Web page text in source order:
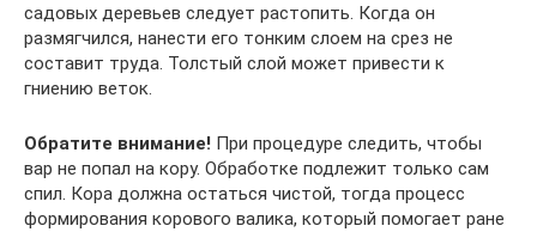
садовых деревьев следует растопить. Когда он
размягчился, нанести его тонким слоем на срез не
составит труда. Толстый слой может привести к
гниению веток.
Обратите внимание! При процедуре следить, чтобы
вар не попал на кору. Обработке подлежит только сам
спил. Кора должна остаться чистой, тогда процесс
формирования корового валика, который помогает ране